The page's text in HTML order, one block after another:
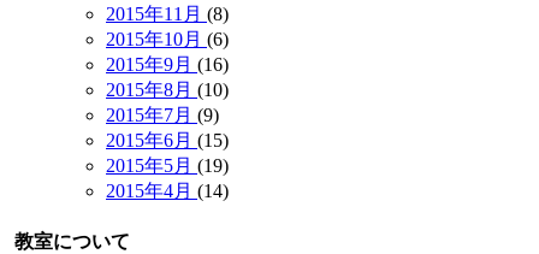
2015年11月 (8)
2015年10月 (6)
2015年9月 (16)
2015年8月 (10)
2015年7月 (9)
2015年6月 (15)
2015年5月 (19)
2015年4月 (14)
教室について